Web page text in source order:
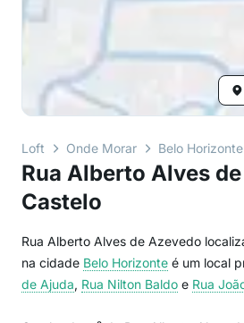
Loft Onde Morar Belo Horizonte
Rua Alberto Alves
Castelo
Rua Alberto Alves de Azevedo
na cidade Belo Horizonte é um local
de Ajuda, Rua Nilton Baldo e Rua